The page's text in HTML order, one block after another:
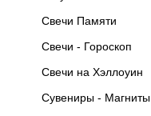
Свечи Памяти
Свечи - Гороскоп
Свечи на Хэллоуин
Сувениры - Магниты